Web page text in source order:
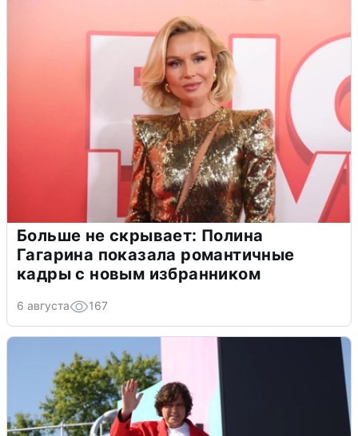
Больше не скрывает: Полина
Гагарина показала романтичные
кадры с новым избранником
6 августа 167